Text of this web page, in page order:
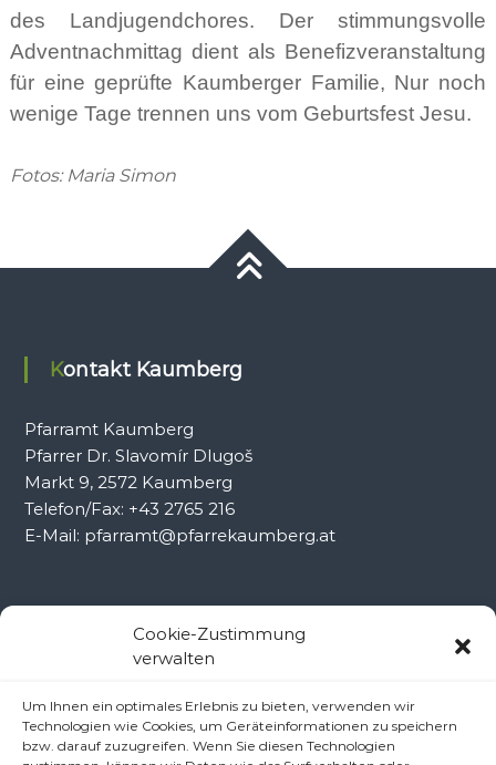
Cookie-Zustimmung
verwalten
Um Ihnen ein optimales Erlebnis zu bieten, verwenden wir
Technologien wie Cookies, um Geräteinformationen zu speichern
bzw. darauf zuzugreifen. Wenn Sie diesen Technologien
des Landjugendchores. Der stimmungsvolle
Adventnachmittag dient als Benefizveranstaltung
für eine geprüfte Kaumberger Familie, Nur noch
wenige Tage trennen uns vom Geburtsfest Jesu.
Fotos: Maria Simon
Kontakt Kaumberg
Pfarramt Kaumberg
Pfarrer Dr. Slavomír Dlugoš
Markt 9, 2572 Kaumberg
Telefon/Fax: +43 2765 216
E-Mail: pfarramt@pfarrekaumberg.at
Kontakt Ramsau
Pfarrer Dr. Slavomír Dlugoš
Oberdörfl 8, 3172 Ramsau